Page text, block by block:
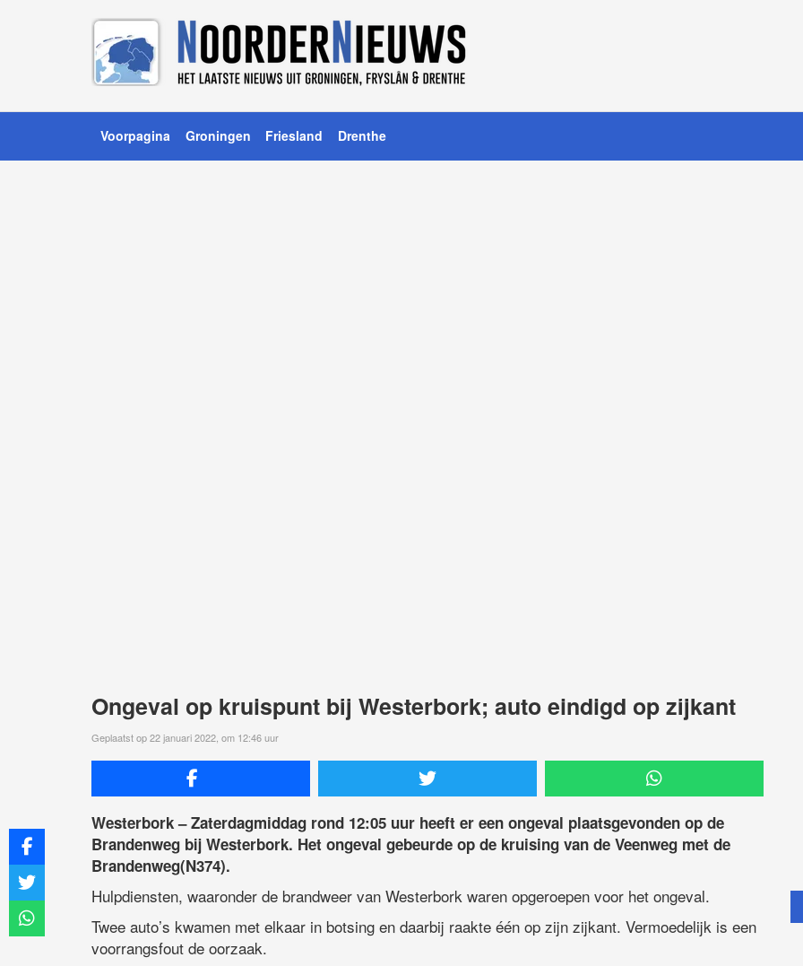
Voorpagina Groningen Friesland Drenthe
Ongeval op kruispunt bij Westerbork; auto eindigd op zijkant
Geplaatst op 22 januari 2022, om 12:46 uur
Westerbork – Zaterdagmiddag rond 12:05 uur heeft er een ongeval plaatsgevonden op de
Brandenweg bij Westerbork. Het ongeval gebeurde op de kruising van de Veenweg met de
Brandenweg(N374).
Hulpdiensten, waaronder de brandweer van Westerbork waren opgeroepen voor het ongeval.
Twee auto’s kwamen met elkaar in botsing en daarbij raakte één op zijn zijkant. Vermoedelijk is een
voorrangsfout de oorzaak.